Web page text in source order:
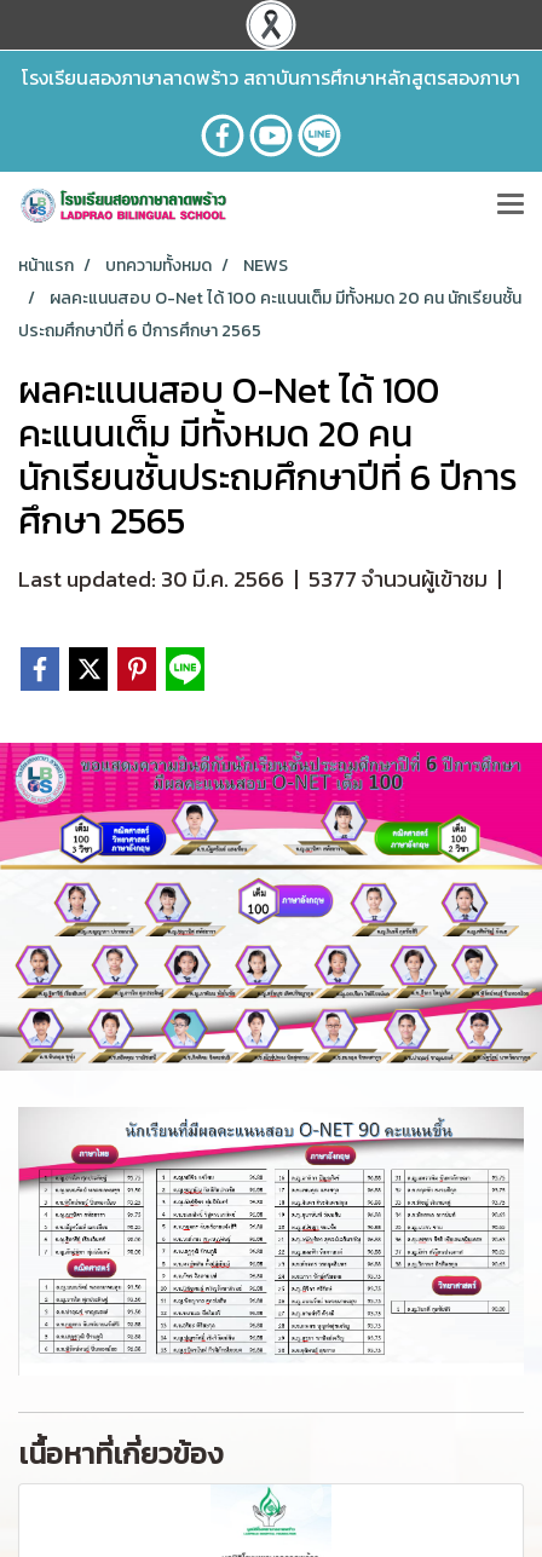
โรงเรียนสองภาษาลาดพร้าว สถาบันการศึกษาหลักสูตรสองภาษา
หน้าแรก บทความทั้งหมด
NEWS
ผลคะแนนสอบ O-Net ได้ 100 คะแนนเต็ม มีทั้งหมด 20 คน นักเรียนชั้น
ประถมศึกษาปีที่ 6 ปีการศึกษา 2565
ผลคะแนนสอบ O-Net ได้ 100
คะแนนเต็ม มีทั้งหมด 20 คน
นักเรียนชั้นประถมศึกษาปีที่ 6 ปีการ
ศึกษา 2565
Last updated: 30 มี.ค. 2566 | 5377 จำนวนผู้เข้าชม |
เนื้อหาที่เกี่ยวข้อง